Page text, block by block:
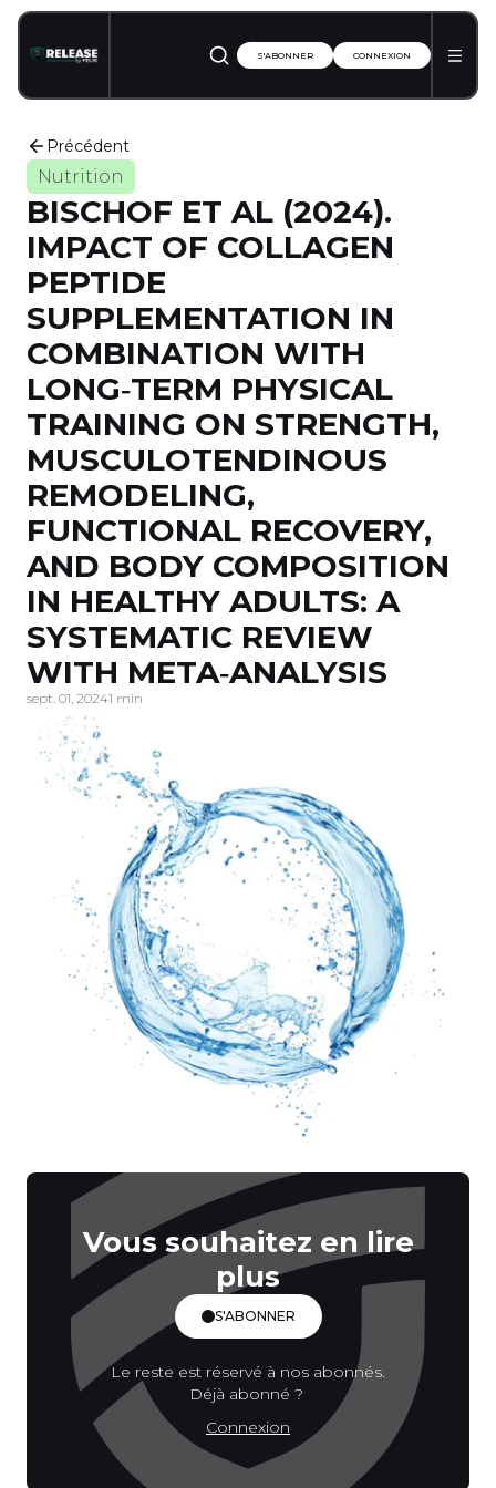
S'ABONNER CONNEXION
Précédent
Nutrition
BISCHOF ET AL (2024).
IMPACT OF COLLAGEN
PEPTIDE
SUPPLEMENTATION IN
COMBINATION WITH
LONG‐TERM PHYSICAL
TRAINING ON STRENGTH,
MUSCULOTENDINOUS
REMODELING,
FUNCTIONAL RECOVERY,
AND BODY COMPOSITION
IN HEALTHY ADULTS: A
SYSTEMATIC REVIEW
WITH META‐ANALYSIS
sept. 01, 20241 min
Vous souhaitez en lire
plus
S'ABONNER
Le reste est réservé à nos abonnés.
Déjà abonné ?
Connexion